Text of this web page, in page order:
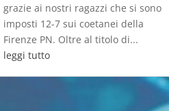
grazie ai nostri ragazzi che si sono
imposti 12-7 sui coetanei della
Firenze PN. Oltre al titolo di...
leggi tutto